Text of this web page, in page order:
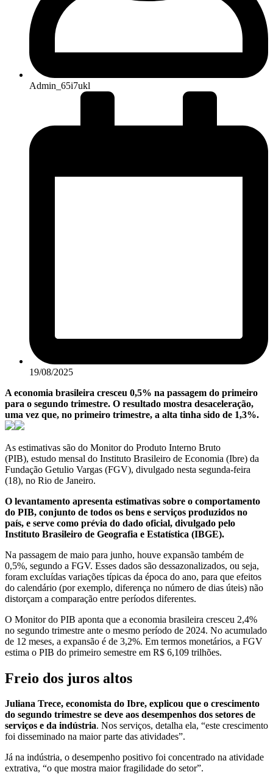
Admin_65i7ukl
19/08/2025
A economia brasileira cresceu 0,5% na passagem do primeiro
para o segundo trimestre. O resultado mostra desaceleração,
uma vez que, no primeiro trimestre, a alta tinha sido de 1,3%.
As estimativas são do Monitor do Produto Interno Bruto
(PIB), estudo mensal do Instituto Brasileiro de Economia (Ibre) da
Fundação Getulio Vargas (FGV), divulgado nesta segunda-feira
(18), no Rio de Janeiro.
O levantamento apresenta estimativas sobre o comportamento
do PIB, conjunto de todos os bens e serviços produzidos no
país, e serve como prévia do dado oficial, divulgado pelo
Instituto Brasileiro de Geografia e Estatística (IBGE).
Na passagem de maio para junho, houve expansão também de
0,5%, segundo a FGV. Esses dados são dessazonalizados, ou seja,
foram excluídas variações típicas da época do ano, para que efeitos
do calendário (por exemplo, diferença no número de dias úteis) não
distorçam a comparação entre períodos diferentes.
O Monitor do PIB aponta que a economia brasileira cresceu 2,4%
no segundo trimestre ante o mesmo período de 2024. No acumulado
de 12 meses, a expansão é de 3,2%. Em termos monetários, a FGV
estima o PIB do primeiro semestre em R$ 6,109 trilhões.
Freio dos juros altos
Juliana Trece, economista do Ibre, explicou que o crescimento
do segundo trimestre se deve aos desempenhos dos setores de
serviços e da indústria. Nos serviços, detalha ela, “este crescimento
foi disseminado na maior parte das atividades”.
Já na indústria, o desempenho positivo foi concentrado na atividade
extrativa, “o que mostra maior fragilidade do setor”.